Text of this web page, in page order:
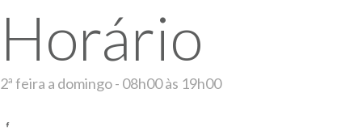
Horário
2ª feira a domingo - 08h00 às 19h00